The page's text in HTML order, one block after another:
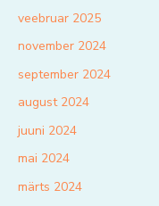
veebruar 2025
november 2024
september 2024
august 2024
juuni 2024
mai 2024
märts 2024